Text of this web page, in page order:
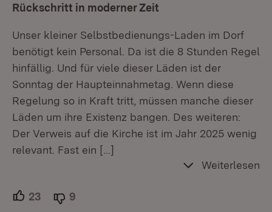
Rückschritt in moderner Zeit
Unser kleiner Selbstbedienungs-Laden im Dorf
benötigt kein Personal. Da ist die 8 Stunden Regel
hinfällig. Und für viele dieser Läden ist der
Sonntag der Haupteinnahmetag. Wenn diese
Regelung so in Kraft tritt, müssen manche dieser
Läden um ihre Existenz bangen. Des weiteren:
Der Verweis auf die Kirche ist im Jahr 2025 wenig
relevant. Fast ein […]
Weiterlesen
23 Unterstützer.
9